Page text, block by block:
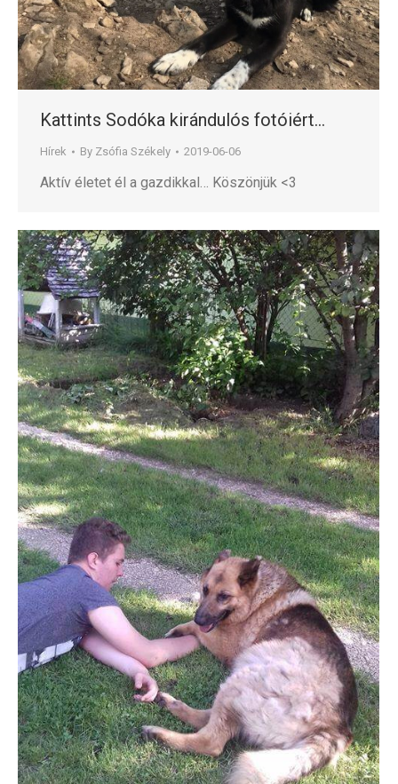
Kattints Sodóka kirándulós fotóiért…
Hírek By Zsófia Székely 2019-06-06
Aktív életet él a gazdikkal… Köszönjük <3